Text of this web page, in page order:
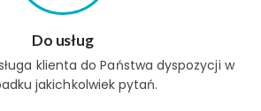
Do usług
klienta do Państwa dyspozycji w
jakichkolwiek pytań.